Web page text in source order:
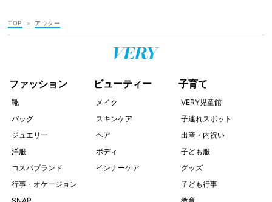
TOP アウター
ファッション
靴
バッグ
ジュエリー
洋服
コスパブランド
行事・オケージョン
ビューティー
メイク
スキンケア
ヘア
ボディ
インナーケア
子育て
VERY児童館
子連れスポット
出産・内祝い
子ども服
グッズ
子ども行事